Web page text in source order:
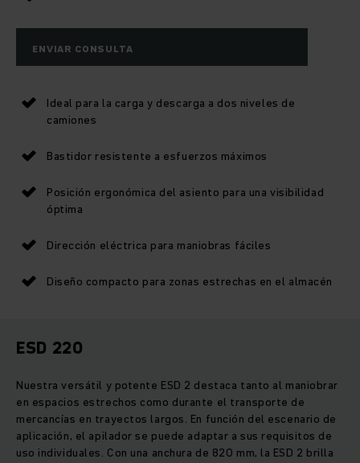
ENVIAR CONSULTA
Ideal para la carga y descarga a dos niveles de
camiones
Bastidor resistente a esfuerzos máximos
Posición ergonómica del asiento para una visibilidad
óptima
Dirección eléctrica para maniobras fáciles
Diseño compacto para zonas estrechas en el almacén
ESD 220
Nuestra versátil y potente ESD 2 destaca tanto al maniobrar
en espacios estrechos como durante el transporte de
mercancías en trayectos largos. En función del escenario de
aplicación, el apilador se puede adaptar a sus requisitos de
uso individuales. Con una anchura de 820 mm, la ESD 2 brilla